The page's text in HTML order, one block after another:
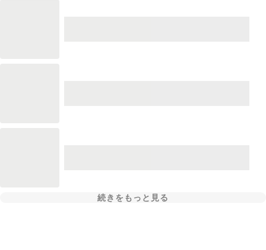
続きをもっと見る